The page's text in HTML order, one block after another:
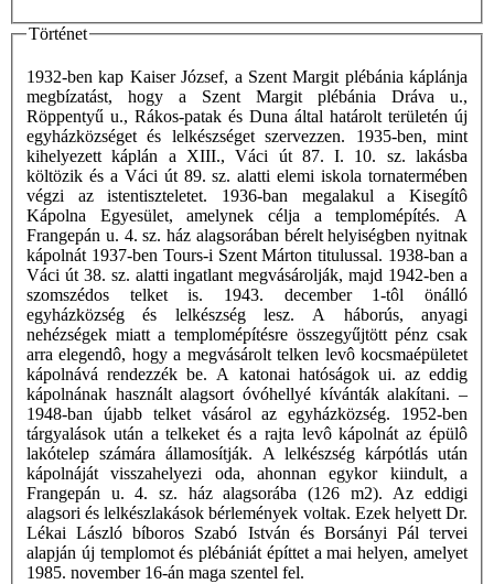
Történet
1932-ben kap Kaiser József, a Szent Margit plébánia káplánja
megbízatást, hogy a Szent Margit plébánia Dráva u.,
Röppentyű u., Rákos-patak és Duna által határolt területén új
egyházközséget és lelkészséget szervezzen. 1935-ben, mint
kihelyezett káplán a XIII., Váci út 87. I. 10. sz. lakásba
költözik és a Váci út 89. sz. alatti elemi iskola tornatermében
végzi az istentiszteletet. 1936-ban megalakul a Kisegítô
Kápolna Egyesület, amelynek célja a templomépítés. A
Frangepán u. 4. sz. ház alagsorában bérelt helyiségben nyitnak
kápolnát 1937-ben Tours-i Szent Márton titulussal. 1938-ban a
Váci út 38. sz. alatti ingatlant megvásárolják, majd 1942-ben a
szomszédos telket is. 1943. december 1-tôl önálló
egyházközség és lelkészség lesz. A háborús, anyagi
nehézségek miatt a templomépítésre összegyűjtött pénz csak
arra elegendô, hogy a megvásárolt telken levô kocsmaépületet
kápolnává rendezzék be. A katonai hatóságok ui. az eddig
kápolnának használt alagsort óvóhellyé kívánták alakítani. –
1948-ban újabb telket vásárol az egyházközség. 1952-ben
tárgyalások után a telkeket és a rajta levô kápolnát az épülô
lakótelep számára államosítják. A lelkészség kárpótlás után
kápolnáját visszahelyezi oda, ahonnan egykor kiindult, a
Frangepán u. 4. sz. ház alagsorába (126 m2). Az eddigi
alagsori és lelkészlakások bérlemények voltak. Ezek helyett Dr.
Lékai László bíboros Szabó István és Borsányi Pál tervei
alapján új templomot és plébániát építtet a mai helyen, amelyet
1985. november 16-án maga szentel fel.